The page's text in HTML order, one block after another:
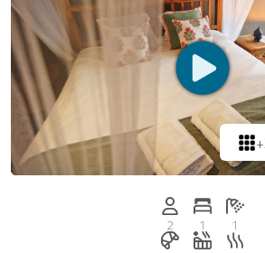
Personen (max.):
2
Aantal
1
1
Ontbijt teWhirlpool